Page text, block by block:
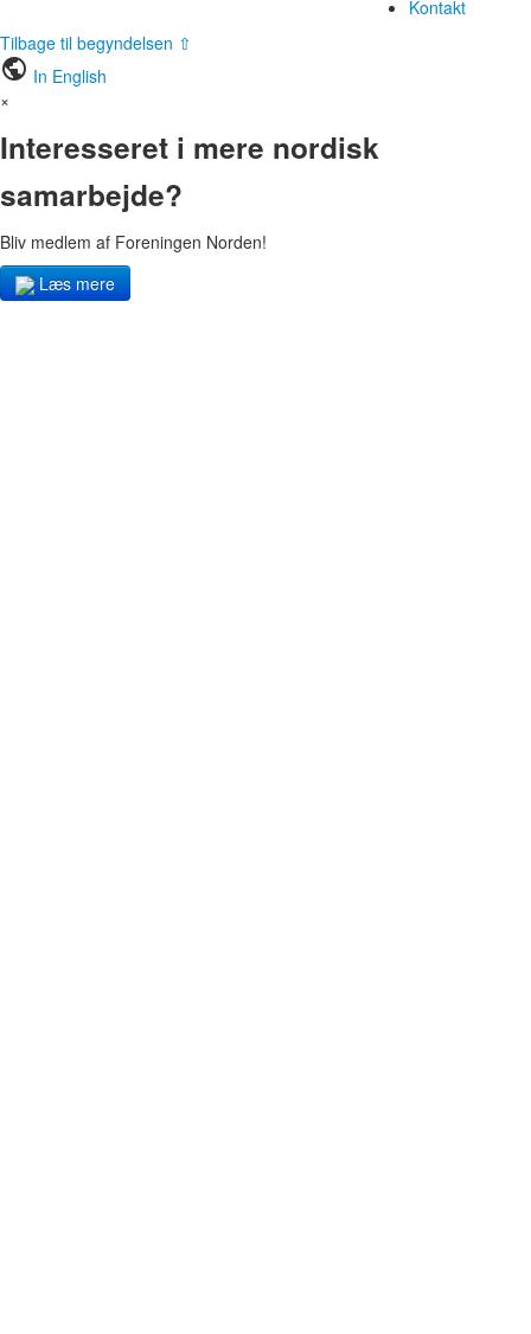
Kontakt
Tilbage til begyndelsen ⇧
public In English
×
Interesseret i mere nordisk
samarbejde?
Bliv medlem af Foreningen Norden!
Læs mere